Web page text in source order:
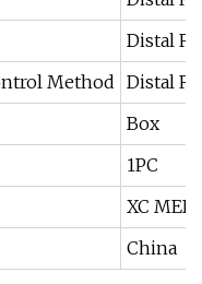
Distal
Method
Distal
Box
1PC
XC
China